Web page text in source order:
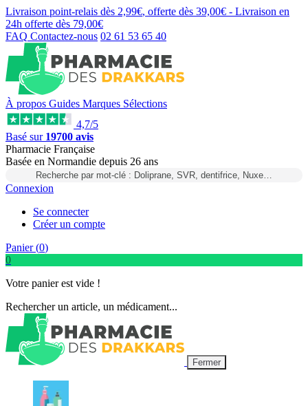
Livraison point-relais dès 2,99€, offerte dès 39,00€ - Livraison en
24h offerte dès 79,00€
FAQ Contactez-nous 02 61 53 65 40
À propos Guides Marques Sélections
4,7/5
Basé sur 19700 avis
Pharmacie Française
Basée en Normandie depuis 26 ans
Recherche par mot-clé : Doliprane, SVR, dentifrice, Nuxe…
Connexion
Se connecter
Créer un compte
Panier (0)
0
Votre panier est vide !
Rechercher un article, un médicament...
Fermer